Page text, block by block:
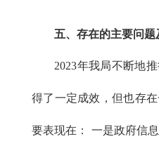
五、存在的主要问题
2023年我局不断地
得了一定成效，但也存
要表现在： 一是政府信